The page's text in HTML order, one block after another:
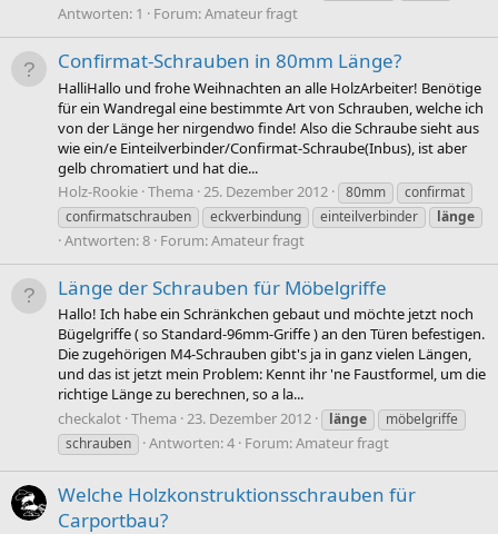
Antworten: 1 Forum:Amateur fragt
Confirmat-Schrauben in 80mm Länge?
HalliHallo und frohe Weihnachten an alle HolzArbeiter! Benötige
für ein Wandregal eine bestimmte Art von Schrauben, welche ich
von der Länge her nirgendwo finde! Also die Schraube sieht aus
wie ein/e Einteilverbinder/Confirmat-Schraube(Inbus), ist aber
gelb chromatiert und hat die...
Holz-Rookie Thema 25. Dezember 2012 80mm
confirmat
confirmatschrauben
eckverbindung einteilverbinder länge
Antworten: 8 Forum:Amateur fragt
Länge der Schrauben für Möbelgriffe
Hallo! Ich habe ein Schränkchen gebaut und möchte jetzt noch
Bügelgriffe ( so Standard-96mm-Griffe ) an den Türen befestigen.
Die zugehörigen M4-Schrauben gibt's ja in ganz vielen Längen,
und das ist jetzt mein Problem: Kennt ihr 'ne Faustformel, um die
richtige Länge zu berechnen, so a la...
checkalot Thema 23. Dezember 2012 länge
möbelgriffe
schrauben
Antworten: 4 Forum:Amateur fragt
Welche Holzkonstruktionsschrauben für
Carportbau?